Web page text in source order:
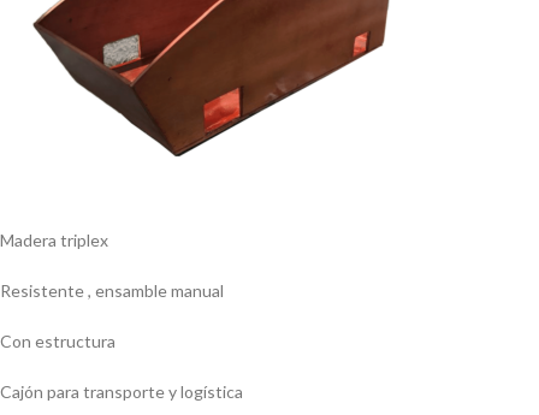
Madera triplex
Resistente , ensamble manual
Con estructura
Cajón para transporte y logística